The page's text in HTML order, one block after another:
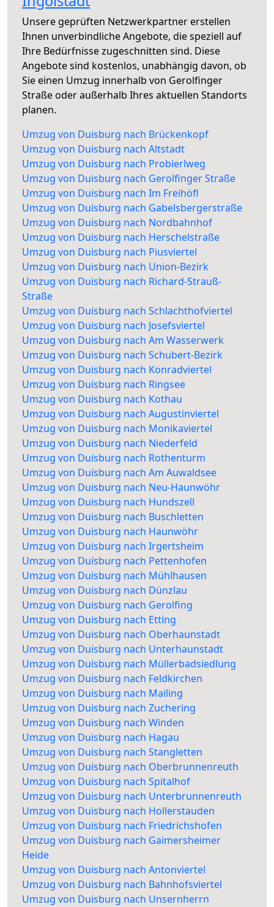
Unsere geprüften Netzwerkpartner erstellen
Ihnen unverbindliche Angebote, die speziell auf
Ihre Bedürfnisse zugeschnitten sind. Diese
Angebote sind kostenlos, unabhängig davon, ob
Sie einen Umzug innerhalb von Gerolfinger
Straße oder außerhalb Ihres aktuellen Standorts
planen.
Umzug von Duisburg nach Brückenkopf
Umzug von Duisburg nach Altstadt
Umzug von Duisburg nach Probierlweg
Umzug von Duisburg nach Gerolfinger Straße
Umzug von Duisburg nach Im Freihöfl
Umzug von Duisburg nach Gabelsbergerstraße
Umzug von Duisburg nach Nordbahnhof
Umzug von Duisburg nach Herschelstraße
Umzug von Duisburg nach Piusviertel
Umzug von Duisburg nach Union-Bezirk
Umzug von Duisburg nach Richard-Strauß-
Straße
Umzug von Duisburg nach Schlachthofviertel
Umzug von Duisburg nach Josefsviertel
Umzug von Duisburg nach Am Wasserwerk
Umzug von Duisburg nach Schubert-Bezirk
Umzug von Duisburg nach Konradviertel
Umzug von Duisburg nach Ringsee
Umzug von Duisburg nach Kothau
Umzug von Duisburg nach Augustinviertel
Umzug von Duisburg nach Monikaviertel
Umzug von Duisburg nach Niederfeld
Umzug von Duisburg nach Rothenturm
Umzug von Duisburg nach Am Auwaldsee
Umzug von Duisburg nach Neu-Haunwöhr
Umzug von Duisburg nach Hundszell
Umzug von Duisburg nach Buschletten
Umzug von Duisburg nach Haunwöhr
Umzug von Duisburg nach Irgertsheim
Umzug von Duisburg nach Pettenhofen
Umzug von Duisburg nach Mühlhausen
Umzug von Duisburg nach Dünzlau
Umzug von Duisburg nach Gerolfing
Umzug von Duisburg nach Etting
Umzug von Duisburg nach Oberhaunstadt
Umzug von Duisburg nach Unterhaunstadt
Umzug von Duisburg nach Müllerbadsiedlung
Umzug von Duisburg nach Feldkirchen
Umzug von Duisburg nach Mailing
Umzug von Duisburg nach Zuchering
Umzug von Duisburg nach Winden
Umzug von Duisburg nach Hagau
Umzug von Duisburg nach Stangletten
Umzug von Duisburg nach Oberbrunnenreuth
Umzug von Duisburg nach Spitalhof
Umzug von Duisburg nach Unterbrunnenreuth
Umzug von Duisburg nach Hollerstauden
Umzug von Duisburg nach Friedrichshofen
Umzug von Duisburg nach Gaimersheimer
Heide
Umzug von Duisburg nach Antonviertel
Umzug von Duisburg nach Bahnhofsviertel
Umzug von Duisburg nach Unsernherrn